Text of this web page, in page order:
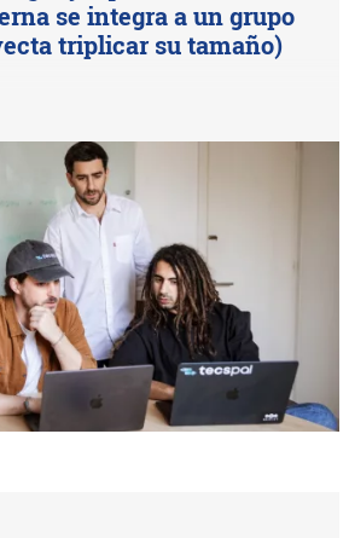
se integra a un grupo
triplicar su tamaño)